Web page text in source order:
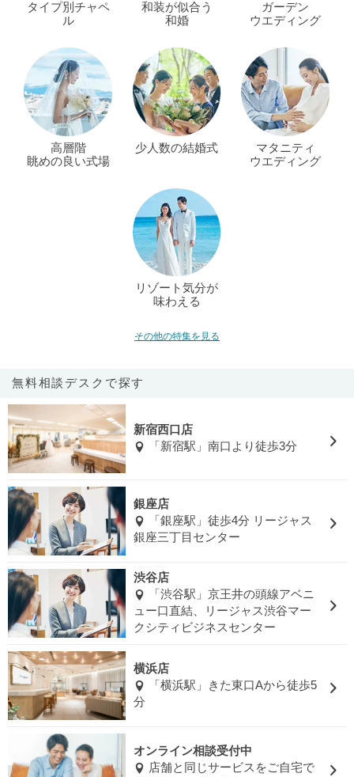
タイプ別チャペ
ル
和装が似合う
和婚
ガーデン
ウエディング
高層階
眺めの良い式場
少人数の結婚式
マタニティ
ウエディング
リゾート気分が
味わえる
その他の特集を見る
無料相談デスクで探す
新宿西口店
「新宿駅」南口より徒歩3分
銀座店
「銀座駅」徒歩4分 リージャス
銀座三丁目センター
渋谷店
「渋谷駅」京王井の頭線アベニ
ュー口直結、リージャス渋谷マー
クシティビジネスセンター
横浜店
「横浜駅」きた東口Aから徒歩5
分
オンライン相談受付中
店舗と同じサービスをご自宅で